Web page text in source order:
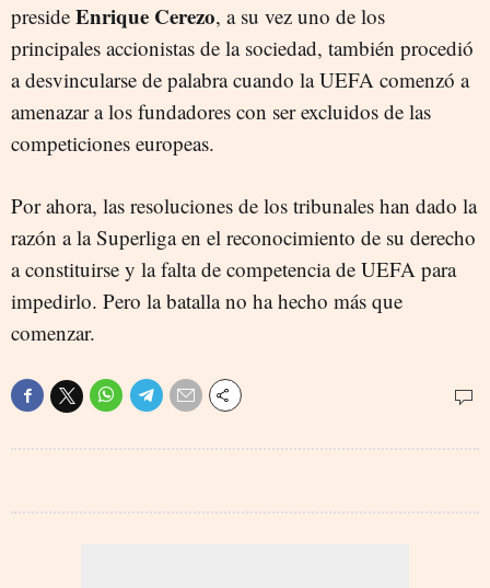
preside Enrique Cerezo, a su vez uno de los
principales accionistas de la sociedad, también procedió
a desvincularse de palabra cuando la UEFA comenzó a
amenazar a los fundadores con ser excluidos de las
competiciones europeas.
Por ahora, las resoluciones de los tribunales han dado la
razón a la Superliga en el reconocimiento de su derecho
a constituirse y la falta de competencia de UEFA para
impedirlo. Pero la batalla no ha hecho más que
comenzar.